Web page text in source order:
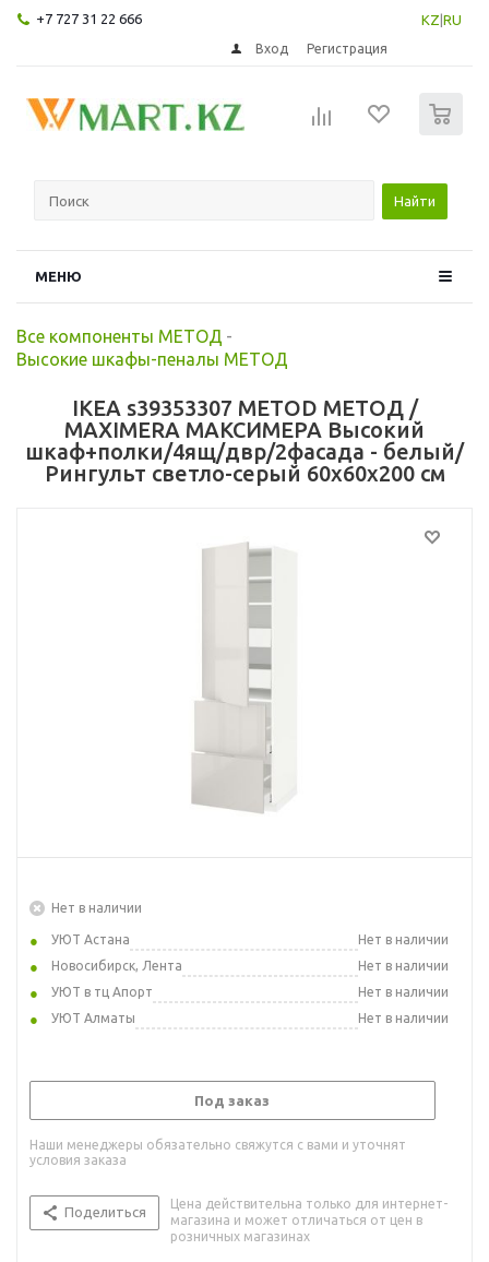
+7 727 31 22 666 KZ RU
Вход Регистрация
Найти
МЕНЮ
Все компоненты МЕТОД -
Высокие шкафы-пеналы МЕТОД
IKEA s39353307 METOD МЕТОД /
MAXIMERA МАКСИМЕРА Высокий
шкаф+полки/4ящ/двр/2фасада - белый/
Рингульт светло-серый 60x60x200 см
Нет в наличии
УЮТ Астана
Нет в наличии
Новосибирск, Лента
Нет в наличии
УЮТ в тц Апорт
Нет в наличии
УЮТ Алматы
Нет в наличии
Под заказ
Наши менеджеры обязательно свяжутся с вами и уточнят
условия заказа
Поделиться
Цена действительна только для интернет-
магазина и может отличаться от цен в
розничных магазинах